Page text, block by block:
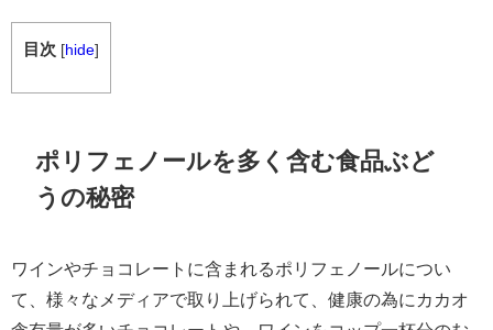
目次 [hide]
ポリフェノールを多く含む食品ぶど
うの秘密
ワインやチョコレートに含まれるポリフェノールについ
て、様々なメディアで取り上げられて、健康の為にカカオ